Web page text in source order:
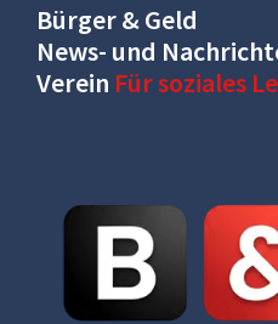
Bürger & Geld
News- und
Verein Für soziales